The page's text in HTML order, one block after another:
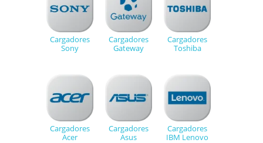
Cargadores
Sony
Cargadores
Gateway
Cargadores
Toshiba
Cargadores
Acer
Cargadores
Asus
Cargadores
IBM Lenovo